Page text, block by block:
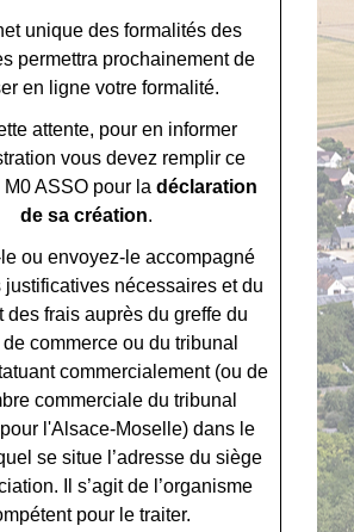
unique des formalités des
permettra prochainement de
en ligne votre formalité.
attente, pour en informer
vous devez remplir ce
M0 ASSO pour ladéclaration
de sa création.
ou envoyez-le accompagné
justificatives nécessaires et du
des frais auprès du greffe du
commerce ou du tribunal
commercialement (ou de
commerciale du tribunal
l'Alsace-Moselle) dans le
se situe l’adresse du siège
Il s’agit de l’organisme
pour le traiter.